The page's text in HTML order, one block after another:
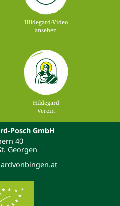
Hildegard-Video
ansehen
Hildegard
Verein
Posch GmbH
40
Georgen